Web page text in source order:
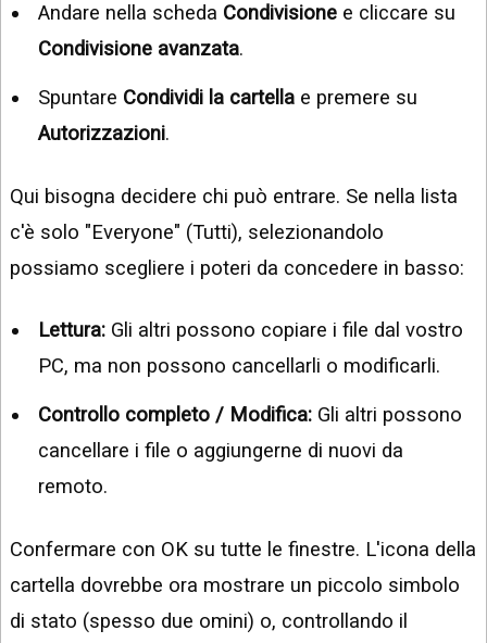
Andare nella scheda Condivisione e cliccare su
Condivisione avanzata.
Spuntare Condividi la cartella e premere su
Autorizzazioni.
Qui bisogna decidere chi può entrare. Se nella lista
c'è solo "Everyone" (Tutti), selezionandolo
possiamo scegliere i poteri da concedere in basso:
Lettura: Gli altri possono copiare i file dal vostro
PC, ma non possono cancellarli o modificarli.
Controllo completo / Modifica: Gli altri possono
cancellare i file o aggiungerne di nuovi da
remoto.
Confermare con OK su tutte le finestre. L'icona della
cartella dovrebbe ora mostrare un piccolo simbolo
di stato (spesso due omini) o, controllando il